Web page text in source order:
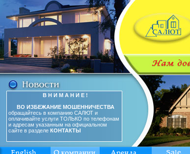
В Н И М А Н И Е !
ВО ИЗБЕЖАНИЕ МОШЕННИЧЕСТВА
обращайтесь в компанию САЛЮТ и
оплачивайте услуги ТОЛЬКО по телефонам
и адресам указанным на официальном
сайте в разделе КОНТАКТЫ